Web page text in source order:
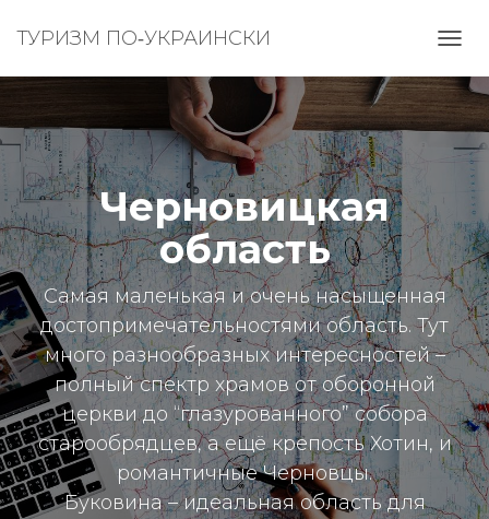
ТУРИЗМ ПО‑УКРАИНСКИ
Черновицкая
область
Самая маленькая и очень насыщенная
достопримечательностями область. Тут
много разнообразных интересностей –
полный спектр храмов от оборонной
церкви до “глазурованного” собора
старообрядцев, а ещё крепость Хотин, и
романтичные Черновцы.
Буковина – идеальная область для